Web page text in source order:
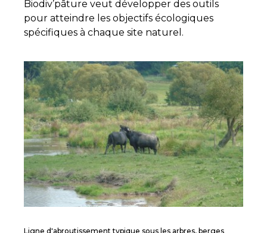
Biodiv’pâture veut développer des outils
pour atteindre les objectifs écologiques
spécifiques à chaque site naturel.
Ligne d'abroutissement typique sous les arbres, berges